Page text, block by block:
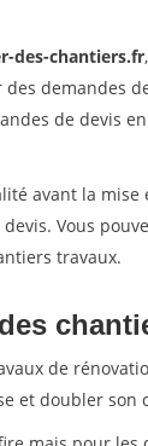
des-chantiers.fr
demandes
de devis
avant la mise
Vous
travaux.
de
et doubler son